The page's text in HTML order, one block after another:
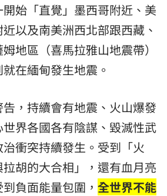
始「直覺」墨西哥附近、美
以及南美洲西北部跟西藏、
地區（喜馬拉雅山地震帶）
在緬甸發生地震。
，持續會有地震、火山爆發
界各國各有陰謀、毀滅性武
衝突持續發生。受到「火
胡的大合相」，還有血月亮
負面能量包圍， 全世界不能